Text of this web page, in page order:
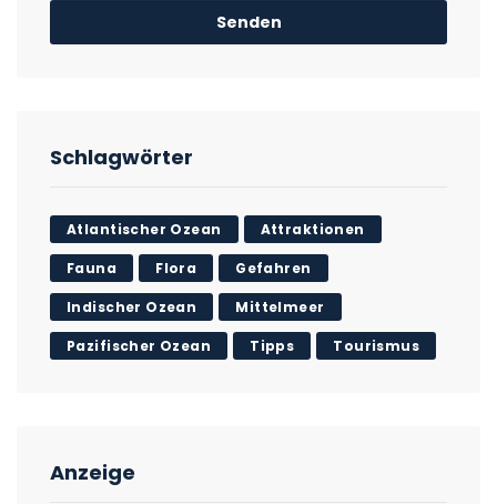
Schlagwörter
Atlantischer Ozean Attraktionen
Fauna Flora Gefahren
Indischer Ozean Mittelmeer
Pazifischer Ozean Tipps Tourismus
Anzeige